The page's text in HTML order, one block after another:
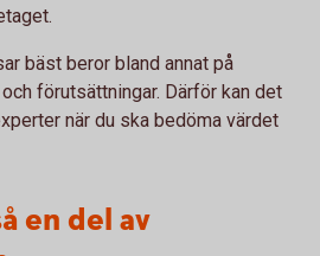
bäst beror bland annat på
förutsättningar. Därför kan det
när du ska bedöma värdet
en del av